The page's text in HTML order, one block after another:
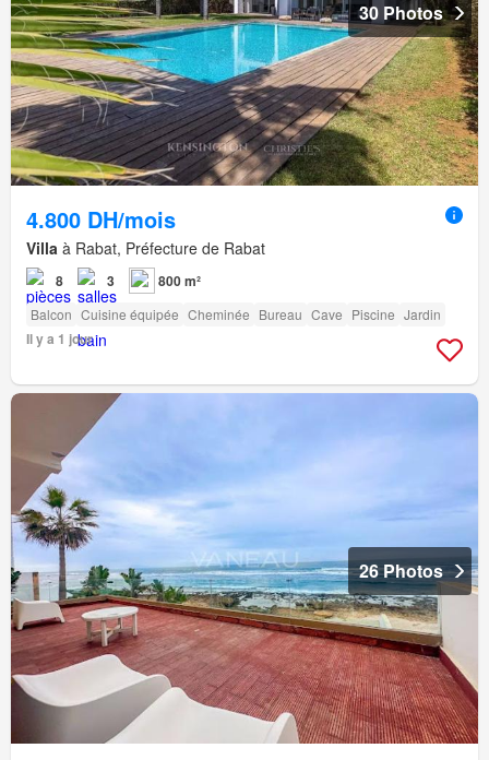
30 Photos
4.800 DH/mois
Villa à Rabat, Préfecture de Rabat
8 3 800 m²
Balcon Cuisine équipée Cheminée Bureau Cave Piscine Jardin
Il y a 1 jour
26 Photos